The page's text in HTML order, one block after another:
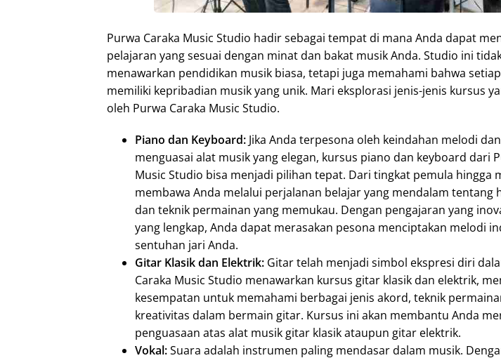
Purwa Caraka Music Studio hadir sebagai tempat di mana Anda dapat
pelajaran yang sesuai dengan minat dan bakat musik Anda. Studio ini
menawarkan pendidikan musik biasa, tetapi juga memahami bahwa
memiliki kepribadian musik yang unik. Mari eksplorasi jenis-jenis kursus
oleh Purwa Caraka Music Studio.
Piano dan Keyboard: Jika Anda terpesona oleh keindahan melodi
menguasai alat musik yang elegan, kursus piano dan keyboard dari
Music Studio bisa menjadi pilihan tepat. Dari tingkat pemula hingga
membawa Anda melalui perjalanan belajar yang mendalam tentang
dan teknik permainan yang memukau. Dengan pengajaran yang
yang lengkap, Anda dapat merasakan pesona menciptakan melodi
sentuhan jari Anda.
Gitar Klasik dan Elektrik: Gitar telah menjadi simbol ekspresi diri
Caraka Music Studio menawarkan kursus gitar klasik dan elektrik,
kesempatan untuk memahami berbagai jenis akord, teknik
kreativitas dalam bermain gitar. Kursus ini akan membantu Anda
penguasaan atas alat musik gitar klasik ataupun gitar elektrik.
Vokal:Suara adalah instrumen paling mendasar dalam musik.